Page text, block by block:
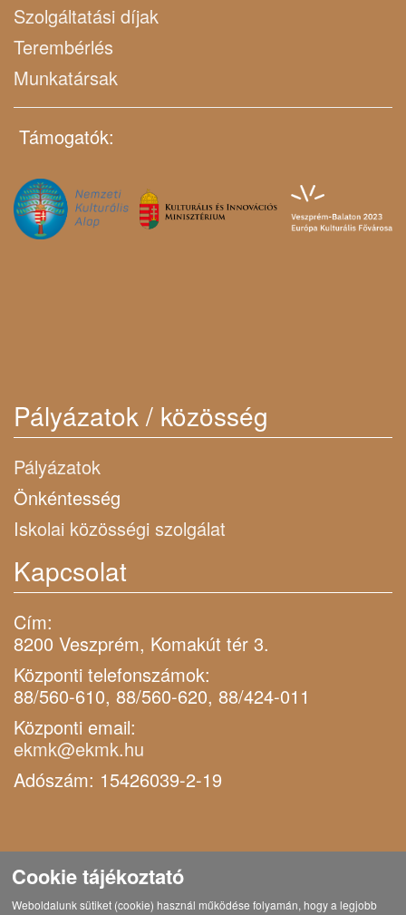
Szolgáltatási díjak
Terembérlés
Munkatársak
Támogatók:
Pályázatok / közösség
Pályázatok
Önkéntesség
Iskolai közösségi szolgálat
Kapcsolat
Cím:
8200 Veszprém, Komakút tér 3.
Központi telefonszámok:
88/560-610, 88/560-620, 88/424-011
Központi email:
ekmk@ekmk.hu
Adószám: 15426039-2-19
Cookie tájékoztató
Weboldalunk sütiket (cookie) használ működése folyamán, hogy a legjobb